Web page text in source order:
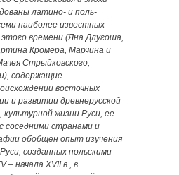
латино- и поль­
наиболее известных
этого времени (Яна Длугоша,
Кромера, Марчина и
Стрыйковского,
содержащие
восточных
и развитии древнерусской
жизни Руси, ее
соседними странами и
обобщен опыт изучения
созданных польскими
– начала XVII в., в